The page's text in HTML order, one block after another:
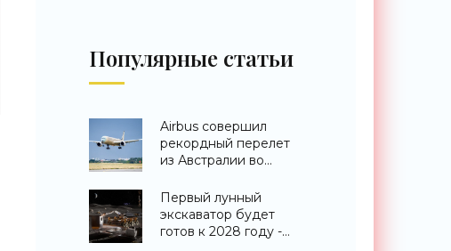
Популярные статьи
Airbus совершил
рекордный перелет
из Австралии во
«Техника»
Первый лунный
экскаватор будет
готов к 2028 году -